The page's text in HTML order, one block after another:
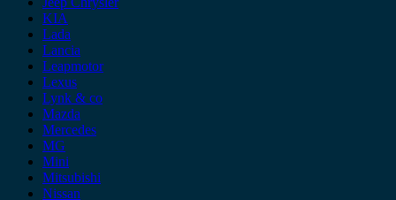
KIA
Lada
Lancia
Leapmotor
Lexus
Lynk & co
Mazda
Mercedes
MG
Mini
Mitsubishi
Nissan